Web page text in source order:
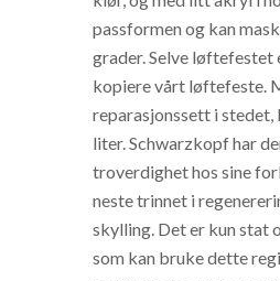
passformen og kan
grader. Selve løftefestet
kopiere vårt løftefeste.
reparasjonssett i
liter. Schwarzkopf har
troverdighet hos sine
neste trinnet i
skylling. Det er kun stat
som kan bruke dette